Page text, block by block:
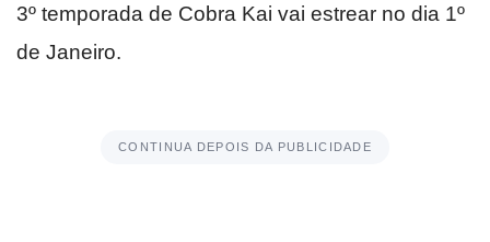
3º temporada de Cobra Kai vai estrear no dia 1º
de Janeiro.
CONTINUA DEPOIS DA PUBLICIDADE